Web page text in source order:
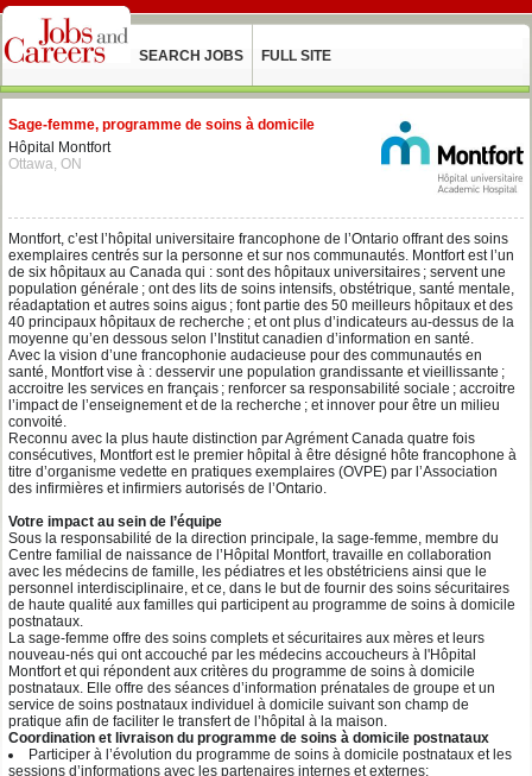
SEARCH JOBS FULL SITE
Sage-femme, programme de soins à domicile
Hôpital Montfort
Ottawa, ON
Montfort, c’est l’hôpital universitaire francophone de l’Ontario offrant des soins
exemplaires centrés sur la personne et sur nos communautés. Montfort est l’un
de six hôpitaux au Canada qui : sont des hôpitaux universitaires ; servent une
population générale ; ont des lits de soins intensifs, obstétrique, santé mentale,
réadaptation et autres soins aigus ; font partie des 50 meilleurs hôpitaux et des
40 principaux hôpitaux de recherche ; et ont plus d’indicateurs au-dessus de la
moyenne qu’en dessous selon l’Institut canadien d’information en santé.
Avec la vision d’une francophonie audacieuse pour des communautés en
santé, Montfort vise à : desservir une population grandissante et vieillissante ;
accroitre les services en français ; renforcer sa responsabilité sociale ; accroitre
l’impact de l’enseignement et de la recherche ; et innover pour être un milieu
convoité.
Reconnu avec la plus haute distinction par Agrément Canada quatre fois
consécutives, Montfort est le premier hôpital à être désigné hôte francophone à
titre d’organisme vedette en pratiques exemplaires (OVPE) par l’Association
des infirmières et infirmiers autorisés de l’Ontario.
Votre impact au sein de l’équipe
Sous la responsabilité de la direction principale, la sage-femme, membre du
Centre familial de naissance de l’Hôpital Montfort, travaille en collaboration
avec les médecins de famille, les pédiatres et les obstétriciens ainsi que le
personnel interdisciplinaire, et ce, dans le but de fournir des soins sécuritaires
de haute qualité aux familles qui participent au programme de soins à domicile
postnataux.
La sage-femme offre des soins complets et sécuritaires aux mères et leurs
nouveau-nés qui ont accouché par les médecins accoucheurs à l'Hôpital
Montfort et qui répondent aux critères du programme de soins à domicile
postnataux. Elle offre des séances d’information prénatales de groupe et un
service de soins postnataux individuel à domicile suivant son champ de
pratique afin de faciliter le transfert de l’hôpital à la maison.
Coordination et livraison du programme de soins à domicile postnataux
Participer à l’évolution du programme de soins à domicile postnataux et les
sessions d’informations avec les partenaires internes et externes;